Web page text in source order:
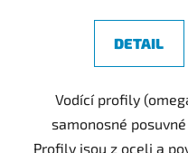
DETAIL
Vodící profily
samonosné
Profily jsou z oceli a